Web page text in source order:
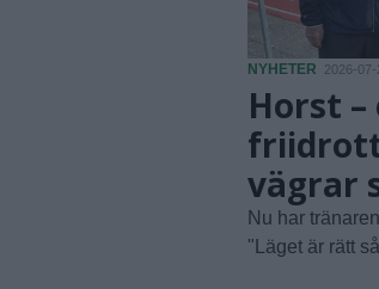
NYHETER 2026-07-
Horst –
vägrar
Nu har
"Läget är rätt